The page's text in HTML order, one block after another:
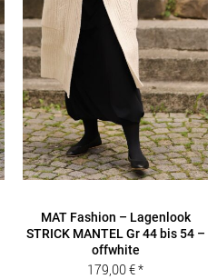
MAT Fashion – Lagenlook
STRICK MANTEL Gr 44 bis 54 –
offwhite
179,00€